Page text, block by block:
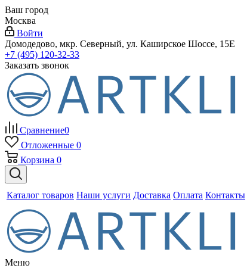
Ваш город
Москва
Войти
Домодедово, мкр. Северный, ул. Каширское Шоссе, 15Е
+7 (495) 120-32-33
Заказать звонок
Сравнение0
Отложенные 0
Корзина 0
Каталог товаров Наши услуги Доставка Оплата Контакты
Меню